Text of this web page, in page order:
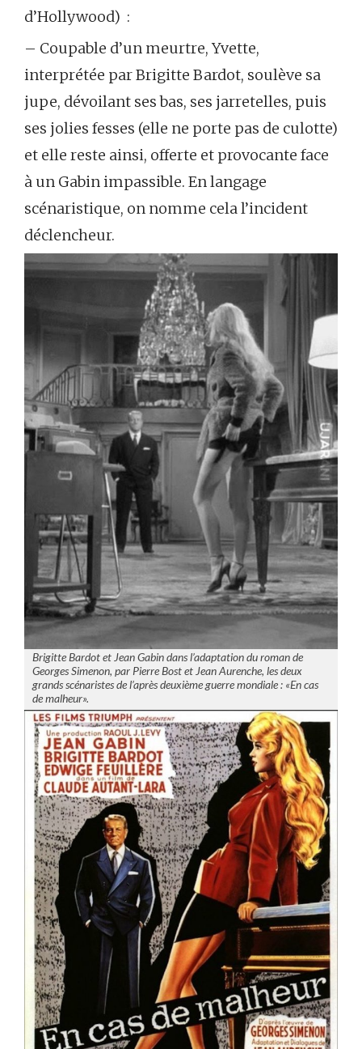
d’Hollywood) :
– Coupable d’un meurtre, Yvette,
interprétée par Brigitte Bardot, soulève sa
jupe, dévoilant ses bas, ses jarretelles, puis
ses jolies fesses (elle ne porte pas de culotte)
et elle reste ainsi, offerte et provocante face
à un Gabin impassible. En langage
scénaristique, on nomme cela l’incident
déclencheur.
Brigitte Bardot et Jean Gabin dans l’adaptation du roman de
Georges Simenon, par Pierre Bost et Jean Aurenche, les deux
grands scénaristes de l’après deuxième guerre mondiale : «En cas
de malheur».